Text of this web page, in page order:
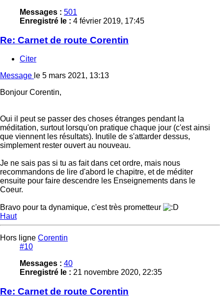
Messages : 501
Enregistré le : 4 février 2019, 17:45
Re: Carnet de route Corentin
Citer
Message le 5 mars 2021, 13:13
Bonjour Corentin,
Oui il peut se passer des choses étranges pendant la
méditation, surtout lorsqu'on pratique chaque jour (c'est ainsi
que viennent les résultats). Inutile de s'attarder dessus,
simplement rester ouvert au nouveau.
Je ne sais pas si tu as fait dans cet ordre, mais nous
recommandons de lire d'abord le chapitre, et de méditer
ensuite pour faire descendre les Enseignements dans le
Coeur.
Bravo pour ta dynamique, c'est très prometteur
Haut
Hors ligne Corentin
#10
Messages : 40
Enregistré le : 21 novembre 2020, 22:35
Re: Carnet de route Corentin